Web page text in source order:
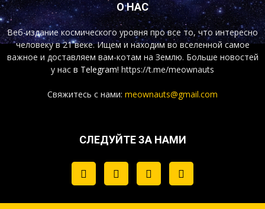
О НАС
Веб-издание космического уровня про все то, что интересно
человеку в 21 веке. Ищем и находим во вселенной самое
важное и доставляем вам-котам на Землю. Больше новостей
у нас в Telegram! https://t.me/meownauts
Свяжитесь с нами: meownauts@gmail.com
СЛЕДУЙТЕ ЗА НАМИ